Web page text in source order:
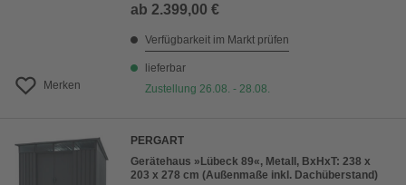
Merken
ab 2.399,00 €
Verfügbarkeit im Markt prüfen
lieferbar
Zustellung 26.08. - 28.08.
PERGART
Gerätehaus »Lübeck 89«, Metall, BxHxT: 238 x
203 x 278 cm (Außenmaße inkl. Dachüberstand)